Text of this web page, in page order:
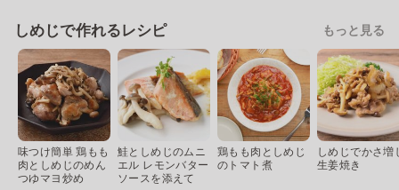
しめじで作れるレシピ もっと見る
味つけ簡単 鶏もも
肉としめじのめん
つゆマヨ炒め
鮭としめじのムニ
エル レモンバター
ソースを添えて
鶏もも肉としめじ
のトマト煮
しめじでかさ増
生姜焼き